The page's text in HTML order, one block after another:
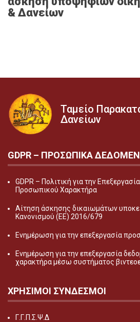
& Δανείων
Ταμείο
Δανείων
GDPR – ΠΡΟΣΩΠΙΚA
GDPR – Πολιτική για την
Προσωπικού Χαρακτήρα
Αίτηση άσκησης δικαιωμάτων
Κανονισμού (ΕΕ) 2016/679
Ενημέρωση για την επεξεργασία
Ενημέρωση για την επεξεργασία
χαρακτήρα μέσω συστήματος
ΧΡΗΣΙΜΟΙ ΣΥΝΔΕΣΜΟΙ
Γ.Γ.Π.Σ.Ψ.Δ